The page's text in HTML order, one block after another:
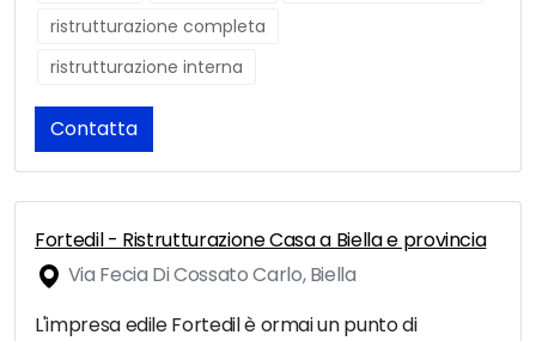
ristrutturazione completa
ristrutturazione interna
Contatta
Fortedil - Ristrutturazione Casa a Biella e provincia
Via Fecia Di Cossato Carlo, Biella
L'impresa edile Fortedil è ormai un punto di